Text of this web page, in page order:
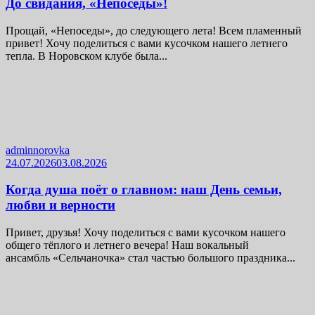
До свидания, «Непоседы»!
Прощай, «Непоседы», до следующего лета! Всем пламенный
привет! Хочу поделиться с вами кусочком нашего летнего
тепла. В Норовском клубе была...
adminnorovka
24.07.202603.08.2026
Когда душа поёт о главном: наш День семьи,
любви и верности
Привет, друзья! Хочу поделиться с вами кусочком нашего
общего тёплого и летнего вечера! Наш вокальный
ансамбль «Сельчаночка» стал частью большого праздника...